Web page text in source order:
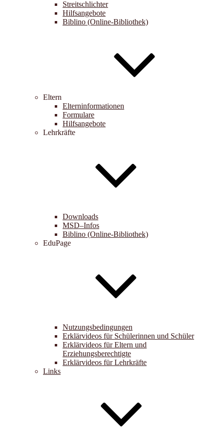
Streitschlichter
Hilfsangebote
Biblino (Online-Bibliothek)
Eltern
Elterninformationen
Formulare
Hilfsangebote
Lehrkräfte
Downloads
MSD–Infos
Biblino (Online-Bibliothek)
EduPage
Nutzungsbedingungen
Erklärvideos für Schülerinnen und Schüler
Erklärvideos für Eltern und
Erziehungsberechtigte
Erklärvideos für Lehrkräfte
Links